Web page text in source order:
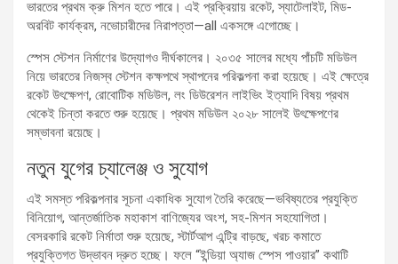
ভারতের প্রথম ক্রু মিশন হতে পারে। এই প্রক্রিয়ায় রকেট, স্যাটেলাইট, মিড-
অরবিট কার্যক্রম, নভোচারীদের নিরাপত্তা—all একসঙ্গে এগোচ্ছে।
স্পেস স্টেশন নির্মাণের উদ্যোগও দীর্ঘকালের। ২০৩৫ সালের মধ্যে পাঁচটি মডিউল
নিয়ে ভারতের নিজস্ব স্টেশন কক্ষপথে স্থাপনের পরিকল্পনা করা হয়েছে। এই ক্ষেত্রে
রকেট উৎক্ষেপণ, রোবোটিক মডিউল, লং ডিউরেশন লাইভিং ইত্যাদি বিষয় প্রথম
থেকেই চিন্তা করতে শুরু হয়েছে। প্রথম মডিউল ২০২৮ সালেই উৎক্ষেপণের
সম্ভাবনা রয়েছে।
নতুন যুগের চ্যালেঞ্জ ও সুযোগ
এই সমস্ত পরিকল্পনার সূচনা একাধিক সুযোগ তৈরি করেছে—ভবিষ্যতের প্রযুক্তি
বিনিয়োগ, আন্তর্জাতিক মহাকাশ বাণিজ্যের অংশ, সহ-মিশন সহযোগিতা।
বেসরকারি রকেট নির্মাতা শুরু হয়েছে, স্টার্টআপ এন্ট্রি বাড়ছে, খরচ কমাতে
প্রযুক্তিগত উদ্ভাবন দ্রুত হচ্ছে। ফলে “ইন্ডিয়া অ্যাজ স্পেস পাওয়ার” কথাটি